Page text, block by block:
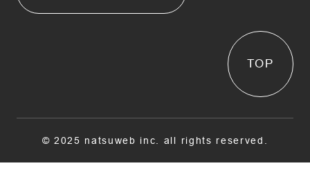
TOP
© 2025 natsuweb inc. all rights reserved.